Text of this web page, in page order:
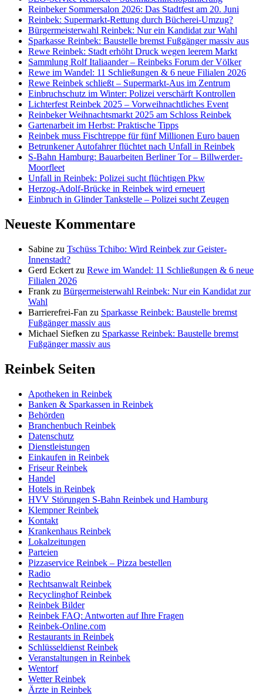
Reinbeker Sommersalon 2026: Das Stadtfest am 20. Juni
Reinbek: Supermarkt-Rettung durch Bücherei-Umzug?
Bürgermeisterwahl Reinbek: Nur ein Kandidat zur Wahl
Sparkasse Reinbek: Baustelle bremst Fußgänger massiv aus
Rewe Reinbek: Stadt erhöht Druck wegen leerem Markt
Sammlung Rolf Italiaander – Reinbeks Forum der Völker
Rewe im Wandel: 11 Schließungen & 6 neue Filialen 2026
Rewe Reinbek schließt – Supermarkt-Aus im Zentrum
Einbruchschutz im Winter: Polizei verschärft Kontrollen
Lichterfest Reinbek 2025 – Vorweihnachtliches Event
Reinbeker Weihnachtsmarkt 2025 am Schloss Reinbek
Gartenarbeit im Herbst: Praktische Tipps
Reinbek muss Fischtreppe für fünf Millionen Euro bauen
Betrunkener Autofahrer flüchtet nach Unfall in Reinbek
S-Bahn Hamburg: Bauarbeiten Berliner Tor – Billwerder-
Moorfleet
Unfall in Reinbek: Polizei sucht flüchtigen Pkw
Herzog-Adolf-Brücke in Reinbek wird erneuert
Einbruch in Glinder Tankstelle – Polizei sucht Zeugen
Neueste Kommentare
Sabine zu Tschüss Tchibo: Wird Reinbek zur Geister-
Innenstadt?
Gerd Eckert zu Rewe im Wandel: 11 Schließungen & 6 neue
Filialen 2026
Frank zu Bürgermeisterwahl Reinbek: Nur ein Kandidat zur
Wahl
Barrierefrei-Fan zu Sparkasse Reinbek: Baustelle bremst
Fußgänger massiv aus
Michael Siefken zu Sparkasse Reinbek: Baustelle bremst
Fußgänger massiv aus
Reinbek Seiten
Apotheken in Reinbek
Banken & Sparkassen in Reinbek
Behörden
Branchenbuch Reinbek
Datenschutz
Dienstleistungen
Einkaufen in Reinbek
Friseur Reinbek
Handel
Hotels in Reinbek
HVV Störungen S-Bahn Reinbek und Hamburg
Klempner Reinbek
Kontakt
Krankenhaus Reinbek
Lokalzeitungen
Parteien
Pizzaservice Reinbek – Pizza bestellen
Radio
Rechtsanwalt Reinbek
Recyclinghof Reinbek
Reinbek Bilder
Reinbek FAQ: Antworten auf Ihre Fragen
Reinbek-Online.com
Restaurants in Reinbek
Schlüsseldienst Reinbek
Veranstaltungen in Reinbek
Wentorf
Wetter Reinbek
Ärzte in Reinbek